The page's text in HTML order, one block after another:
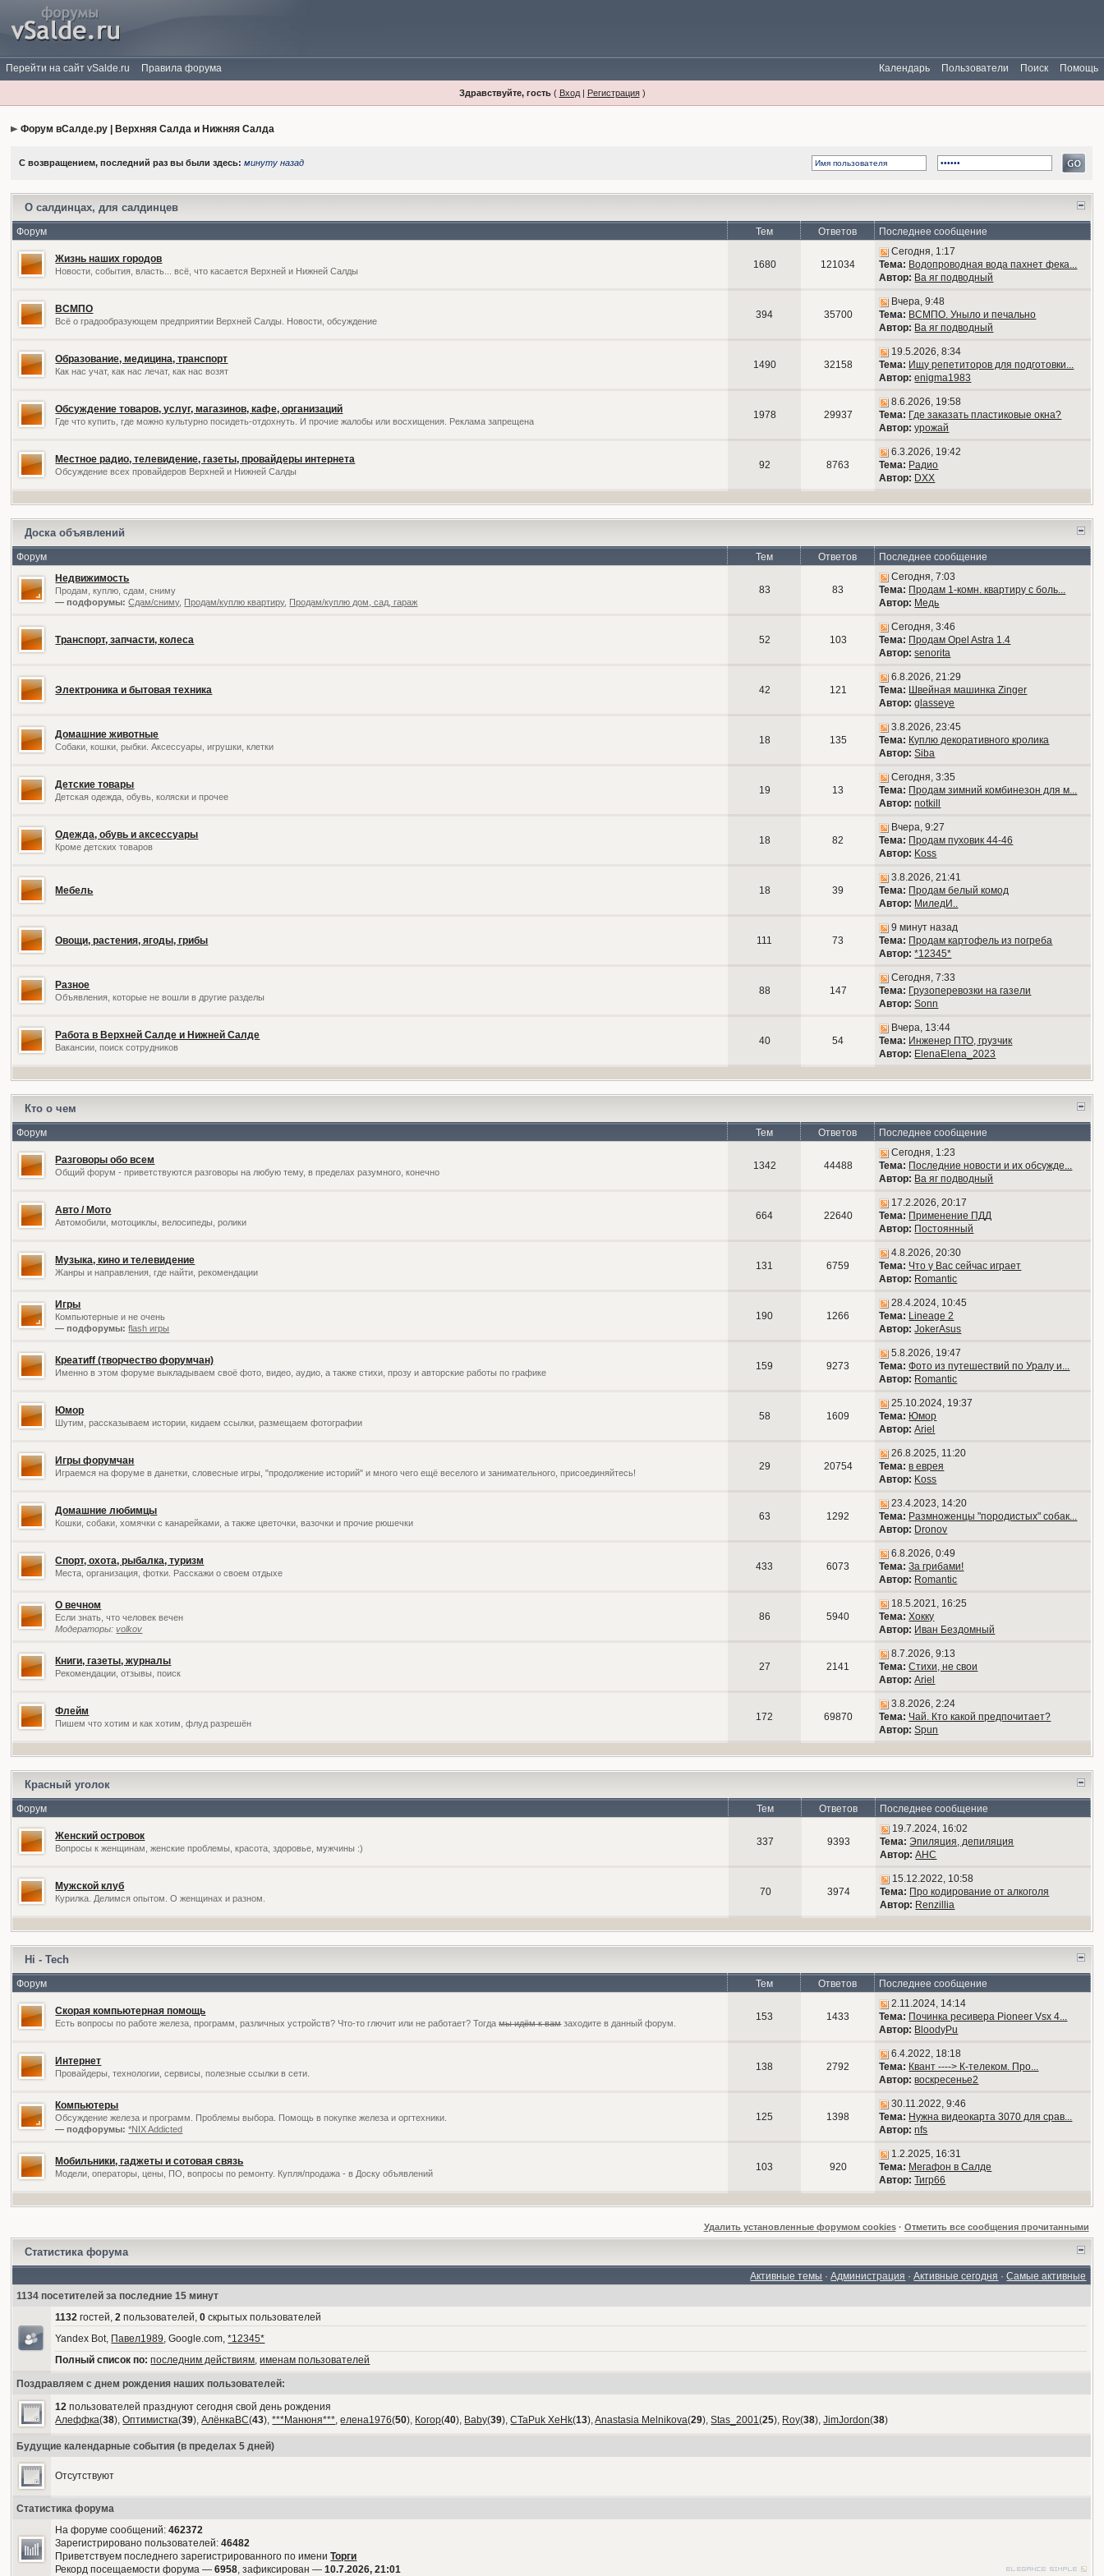
Перейти на сайт vSalde.ru Правила форума Помощь
Поиск
Пользователи
Календарь
Здравствуйте, гость( Вход| Регистрация)
Форум вСалде.ру | Верхняя Салда и Нижняя Салда
С возвращением, последний раз вы были здесь:минуту назад
О салдинцах, для салдинцев
Форум Тем Ответов Последнее сообщение
Жизнь наших городов
Новости, события, власть... всё, что касается Верхней и Нижней Салды
1680 121034
Сегодня, 1:17
Тема: Водопроводная вода пахнет фека...
Автор: Ва яг подводный
ВСМПО
Всё о градообразующем предприятии Верхней Салды. Новости, обсуждение
394 35700
Вчера, 9:48
Тема: ВСМПО. Уныло и печально
Автор: Ва яг подводный
Образование, медицина, транспорт
Как нас учат, как нас лечат, как нас возят
1490 32158
19.5.2026, 8:34
Тема: Ищу репетиторов для подготовки...
Автор: enigma1983
Обсуждение товаров, услуг, магазинов, кафе, организаций
Где что купить, где можно культурно посидеть-отдохнуть. И прочие жалобы или восхищения. Реклама запрещена
1978 29937
8.6.2026, 19:58
Тема: Где заказать пластиковые окна?
Автор: урожай
Местное радио, телевидение, газеты, провайдеры интернета
Обсуждение всех провайдеров Верхней и Нижней Салды
92 8763
6.3.2026, 19:42
Тема: Радио
Автор: DXX
Доска объявлений
Форум Тем Ответов
Последнее сообщение
Недвижимость
Продам, куплю, сдам, сниму
— подфорумы: Сдам/сниму, Продам/куплю квартиру, Продам/куплю дом, сад, гараж
83 83
Сегодня, 7:03
Тема: Продам 1-комн. квартиру с боль...
Автор: Медь
Транспорт, запчасти, колеса 52 103
Сегодня, 3:46
Тема: Продам Opel Astra 1.4
Автор: senorita
Электроника и бытовая техника 42 121
6.8.2026, 21:29
Тема: Швейная машинка Zinger
Автор: glasseye
Домашние животные
Собаки, кошки, рыбки. Аксессуары, игрушки, клетки
18 135
3.8.2026, 23:45
Тема: Куплю декоративного кролика
Автор: Siba
Детские товары
Детская одежда, обувь, коляски и прочее
19 13
Сегодня, 3:35
Тема: Продам зимний комбинезон для м...
Автор: notkill
Одежда, обувь и аксессуары
Кроме детских товаров
18 82
Вчера, 9:27
Тема: Продам пуховик 44-46
Автор: Koss
Мебель 18 39
3.8.2026, 21:41
Тема: Продам белый комод
Автор: МиледИ..
Овощи, растения, ягоды, грибы 111 73
9 минут назад
Тема: Продам картофель из погреба
Автор: *12345*
Разное
Объявления, которые не вошли в другие разделы
88 147
Сегодня, 7:33
Тема: Грузоперевозки на газели
Автор: Sonn
Работа в Верхней Салде и Нижней Салде
Вакансии, поиск сотрудников
40 54
Вчера, 13:44
Тема: Инженер ПТО, грузчик
Автор: ElenaElena_2023
Кто о чем
Форум Тем Ответов Последнее сообщение
Разговоры обо всем
Общий форум - приветствуются разговоры на любую тему, в пределах разумного, конечно
1342 44488
Сегодня, 1:23
Тема: Последние новости и их обсужде...
Автор: Ва яг подводный
Авто / Мото
Автомобили, мотоциклы, велосипеды, ролики
664 22640
17.2.2026, 20:17
Тема: Применение ПДД
Автор: Постоянный
Музыка, кино и телевидение
Жанры и направления, где найти, рекомендации
131 6759
4.8.2026, 20:30
Тема: Что у Вас сейчас играет
Автор: Romantic
Игры
Компьютерные и не очень
— подфорумы: flash игры
190 1266
28.4.2024, 10:45
Тема: Lineage 2
Автор: JokerAsus
Креатиff (творчество форумчан)
Именно в этом форуме выкладываем своё фото, видео, аудио, а также стихи, прозу и авторские работы по графике
159 9273
5.8.2026, 19:47
Тема: Фото из путешествий по Уралу и...
Автор: Romantic
Юмор
Шутим, рассказываем истории, кидаем ссылки, размещаем фотографии
58 1609
25.10.2024, 19:37
Тема: Юмор
Автор: Ariel
Игры форумчан
Играемся на форуме в данетки, словесные игры, "продолжение историй" и много чего ещё веселого и занимательного, присоединяйтесь!
29 20754
26.8.2025, 11:20
Тема: в еврея
Автор: Koss
Домашние любимцы
Кошки, собаки, хомячки с канарейками, а также цветочки, вазочки и прочие рюшечки
63 1292
23.4.2023, 14:20
Тема: Размноженцы "породистых" собак...
Автор: Dronov
Спорт, охота, рыбалка, туризм
Места, организация, фотки. Расскажи о своем отдыхе
433 6073
6.8.2026, 0:49
Тема: За грибами!
Автор: Romantic
О вечном
Если знать, что человек вечен
Модераторы:volkov
86 5940
18.5.2021, 16:25
Тема: Хокку
Автор: Иван Бездомный
Книги, газеты, журналы
Рекомендации, отзывы, поиск
27 2141
8.7.2026, 9:13
Тема: Стихи, не свои
Автор: Ariel
Флейм
Пишем что хотим и как хотим, флуд разрешён
172 69870
3.8.2026, 2:24
Тема: Чай. Кто какой предпочитает?
Автор: Spun
Красный уголок
Форум Тем Ответов Последнее сообщение
Женский островок
Вопросы к женщинам, женские проблемы, красота, здоровье, мужчины :)
337 9393
19.7.2024, 16:02
Тема: Эпиляция, депиляция
Автор: АНС
Мужской клуб
Курилка. Делимся опытом. О женщинах и разном.
70 3974
15.12.2022, 10:58
Тема: Про кодирование от алкоголя
Автор: Renzillia
Hi - Tech
Форум Тем Ответов Последнее сообщение
Скорая компьютерная помощь
Есть вопросы по работе железа, программ, различных устройств? Что-то глючит или не работает? Тогдамы идём к вамзаходите в данный форум.
153 1433
2.11.2024, 14:14
Тема: Починка ресивера Pioneer Vsx 4...
Автор: BloodyPu
Интернет
Провайдеры, технологии, сервисы, полезные ссылки в сети.
138 2792
6.4.2022, 18:18
Тема: Квант ----> К-телеком. Про...
Автор: воскресенье2
Компьютеры
Обсуждение железа и программ. Проблемы выбора. Помощь в покупке железа и оргтехники.
— подфорумы: *NIX Addicted
125 1398
30.11.2022, 9:46
Тема: Нужна видеокарта 3070 для срав...
Автор: nfs
Мобильники, гаджеты и сотовая связь
Модели, операторы, цены, ПО, вопросы по ремонту. Купля/продажа - в Доску объявлений
103 920
1.2.2025, 16:31
Тема: Мегафон в Салде
Автор: Тигр66
Удалить установленные форумом cookies· Отметить все сообщения прочитанными
Статистика форума
Активные темы ·Администрация ·Активные сегодня ·Самые активные
1134 посетителей за последние 15 минут
1132 гостей,2 пользователей,0 скрытых пользователей
Yandex Bot, Павел1989, Google.com,*12345*
Полный список по: последним действиям,именам пользователей
Поздравляем с днем рождения наших пользователей:
12 пользователей празднуют сегодня свой день рождения
Алеффка(38),Оптимистка(39),АлёнкаВС(43),***Манюня***,елена1976(50), Когор(40), Baby(39),CTaPuk XeHk(13),Anastasia Melnikova(29),Stas_2001(25), Roy(38),JimJordon(38)
Будущие календарные события (в пределах 5 дней)
Отсутствуют
Статистика форума
На форуме сообщений:462372
Зарегистрировано пользователей:46482
Приветствуем последнего зарегистрированного по имениТорги
Рекорд посещаемости форума —6958, зафиксирован —10.7.2026, 21:01